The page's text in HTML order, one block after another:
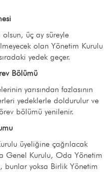
üç ay süreyle
olan Yönetim Kurulu
yedek geçer.
Bölümü
yarısından fazlasının
yedeklerle doldurulur ve
bölümü yenilenir.
üyeliğine çağrılacak
Genel Kurulu, Oda Yönetim
bunlar yoksa Birlik Yönetim